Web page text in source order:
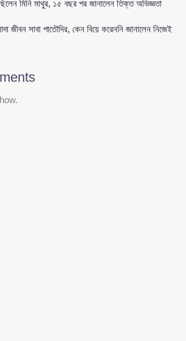
মিনি মাথুর, ১৫ বছর পর জানালেন তিক্ত অভিজ্ঞতা
জীবন সাবা পাতৌদির, কেন বিয়ে করেননি জানালেন নিজেই